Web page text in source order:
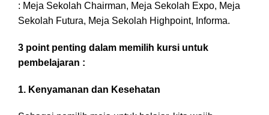
: Meja Sekolah Chairman, Meja Sekolah Expo, Meja
Sekolah Futura, Meja Sekolah Highpoint, Informa.
3 point penting dalam memilih kursi untuk
pembelajaran :
1. Kenyamanan dan Kesehatan